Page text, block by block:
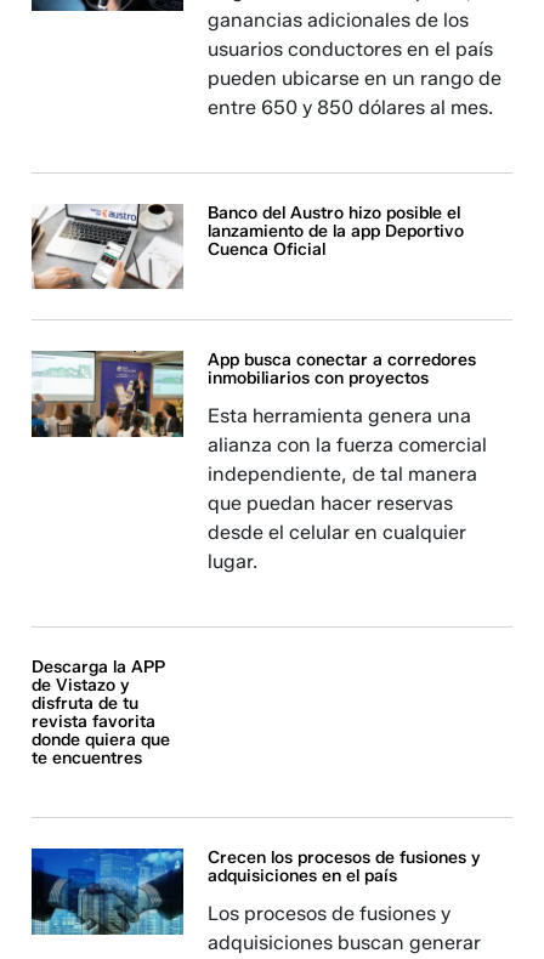
ganancias adicionales de los
usuarios conductores en el país
pueden ubicarse en un rango de
entre 650 y 850 dólares al mes.
Banco del Austro hizo posible el
lanzamiento de la app Deportivo
Cuenca Oficial
App busca conectar a corredores
inmobiliarios con proyectos
Esta herramienta genera una
alianza con la fuerza comercial
independiente, de tal manera
que puedan hacer reservas
desde el celular en cualquier
lugar.
Descarga la APP
de Vistazo y
disfruta de tu
revista favorita
donde quiera que
te encuentres
Crecen los procesos de fusiones y
adquisiciones en el país
Los procesos de fusiones y
adquisiciones buscan generar